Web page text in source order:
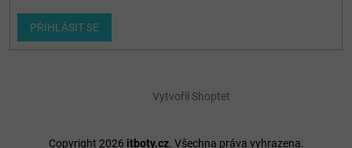
PŘIHLÁSIT SE
Vytvořil Shoptet
Copyright 2026 itboty.cz. Všechna práva vyhrazena.